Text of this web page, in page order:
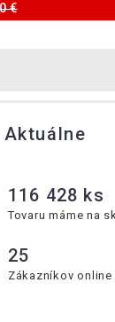
€
Aktuálne
116 428 ks
Tovaru máme na
25
Zákazníkov online